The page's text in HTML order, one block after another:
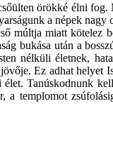
örökké élni fog.
a népek nagy
múltja miatt kötelez
bukása után a
nélküli életnek,
Ez adhat helyet
élet. Tanúskodnunk
a templomot